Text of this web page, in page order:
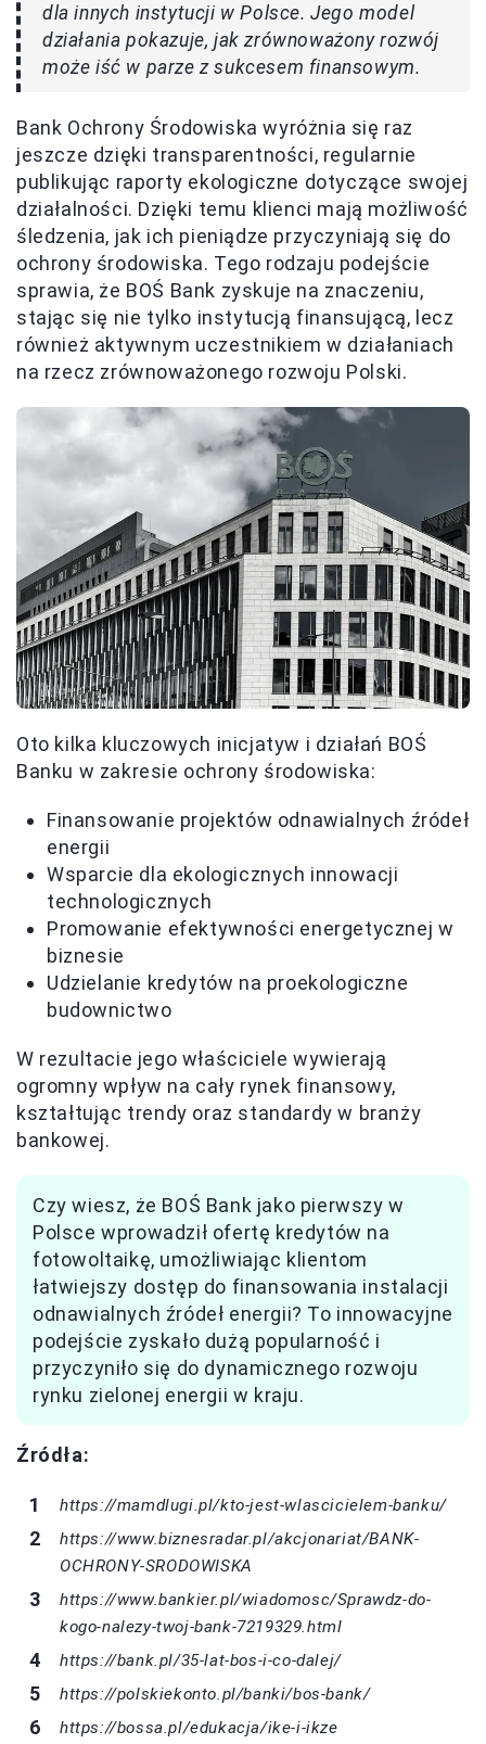
dla innych instytucji w Polsce. Jego model
działania pokazuje, jak zrównoważony rozwój
może iść w parze z sukcesem finansowym.
Bank Ochrony Środowiska wyróżnia się raz
jeszcze dzięki transparentności, regularnie
publikując raporty ekologiczne dotyczące swojej
działalności. Dzięki temu klienci mają możliwość
śledzenia, jak ich pieniądze przyczyniają się do
ochrony środowiska. Tego rodzaju podejście
sprawia, że BOŚ Bank zyskuje na znaczeniu,
stając się nie tylko instytucją finansującą, lecz
również aktywnym uczestnikiem w działaniach
na rzecz zrównoważonego rozwoju Polski.
Oto kilka kluczowych inicjatyw i działań BOŚ
Banku w zakresie ochrony środowiska:
Finansowanie projektów odnawialnych źródeł
energii
Wsparcie dla ekologicznych innowacji
technologicznych
Promowanie efektywności energetycznej w
biznesie
Udzielanie kredytów na proekologiczne
budownictwo
W rezultacie jego właściciele wywierają
ogromny wpływ na cały rynek finansowy,
kształtując trendy oraz standardy w branży
bankowej.
Czy wiesz, że BOŚ Bank jako pierwszy w
Polsce wprowadził ofertę kredytów na
fotowoltaikę, umożliwiając klientom
łatwiejszy dostęp do finansowania instalacji
odnawialnych źródeł energii? To innowacyjne
podejście zyskało dużą popularność i
przyczyniło się do dynamicznego rozwoju
rynku zielonej energii w kraju.
Źródła:
https://mamdlugi.pl/kto-jest-wlascicielem-banku/
https://www.biznesradar.pl/akcjonariat/BANK-
OCHRONY-SRODOWISKA
https://www.bankier.pl/wiadomosc/Sprawdz-do-
kogo-nalezy-twoj-bank-7219329.html
https://bank.pl/35-lat-bos-i-co-dalej/
https://polskiekonto.pl/banki/bos-bank/
https://bossa.pl/edukacja/ike-i-ikze